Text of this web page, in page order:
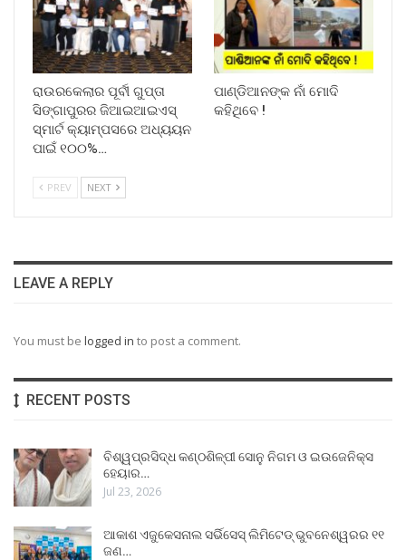
ରାଉରକେଲାର ପୂର୍ବୀ ଗୁପ୍ତା
ସିଙ୍ଗାପୁରର ଜିଆଇଆଇଏସ୍
ସ୍ମାର୍ଟ କ୍ୟାମ୍ପସରେ ଅଧ୍ୟୟନ
ପାଇଁ ୧୦୦%…
ପାଣ୍ଡିଆନଙ୍କ ନାଁ ମୋଦି
କହିଥିବେ !
PREV NEXT
LEAVE A REPLY
You must be logged in to post a comment.
RECENT POSTS
ବିଶ୍ୱପ୍ରସିଦ୍ଧ କଣ୍ଠଶିଳ୍ପୀ ସୋନୁ ନିଗମ ଓ ଇଉଜେନିକ୍ସ
ହେୟାର…
Jul 23, 2026
ଆକାଶ ଏଜୁକେସନାଲ ସର୍ଭିସେସ୍ ଲିମିଟେଡ୍ ଭୁବନେଶ୍ୱରର ୧୧
ଜଣ…